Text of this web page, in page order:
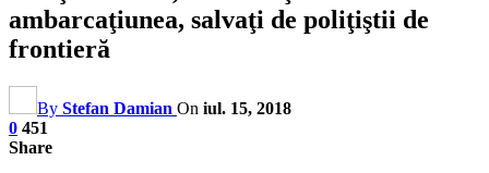
ambarcaţiunea, salvaţi de poliţiştii de
frontieră
By Stefan Damian On iul. 15, 2018
0 451
Share